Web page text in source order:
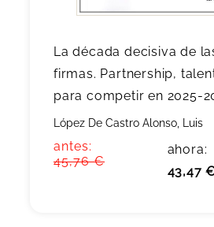
La década decisiva de
firmas. Partnership,
para competir en 2025-
López De Castro Alonso, Luis
antes:
45,76 €
ahora:
43,47